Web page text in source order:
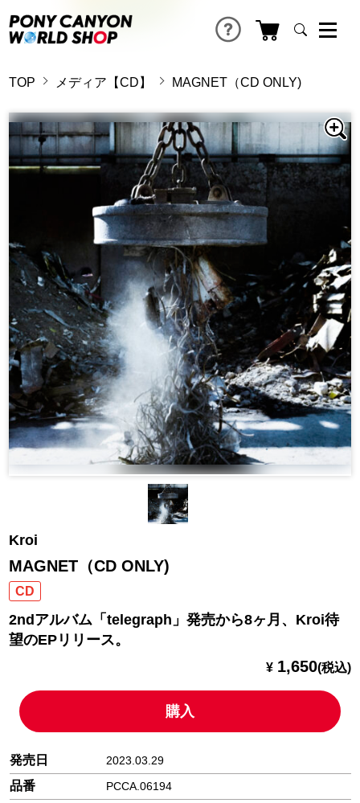
TOP メディア【CD】 MAGNET（CD ONLY)
Kroi
MAGNET（CD ONLY)
CD
2ndアルバム「telegraph」発売から8ヶ月、Kroi待
望のEPリリース。
¥ 1,650(税込)
購入
発売日 2023.03.29
品番 PCCA.06194